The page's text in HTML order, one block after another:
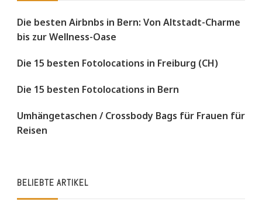
Die besten Airbnbs in Bern: Von Altstadt-Charme
bis zur Wellness-Oase
Die 15 besten Fotolocations in Freiburg (CH)
Die 15 besten Fotolocations in Bern
Umhängetaschen / Crossbody Bags für Frauen für
Reisen
BELIEBTE ARTIKEL